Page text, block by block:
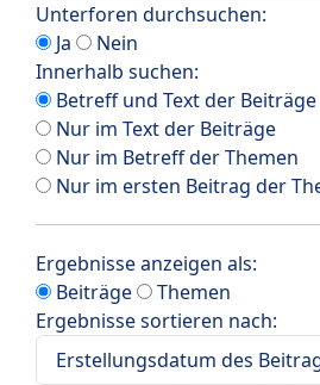
Unterforen durchsuchen:
Ja
Nein
Innerhalb suchen:
Betreff und Text der Beiträge
Nur im Text der Beiträge
Nur im Betreff der Themen
Nur im ersten Beitrag der
Ergebnisse anzeigen als:
Beiträge
Themen
Ergebnisse sortieren nach: